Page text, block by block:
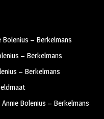
Bolenius – Berkelmans
– Berkelmans
– Berkelmans
Annie Bolenius – Berkelmans